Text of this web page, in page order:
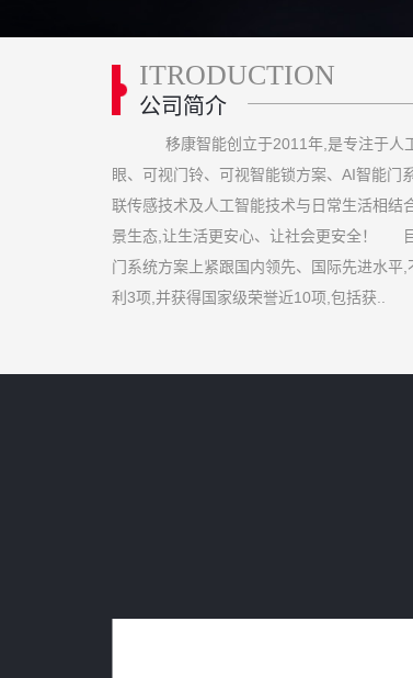
ITRODUCTION
公司简介
移康智能创立于2011年,是专注于人
眼、可视门铃、可视智能锁方案、AI智能
联传感技术及人工智能技术与日常生活相结
景生态,让生活更安心、让社会更安全！
门系统方案上紧跟国内领先、国际先进水
利3项,并获得国家级荣誉近10项,包括获..